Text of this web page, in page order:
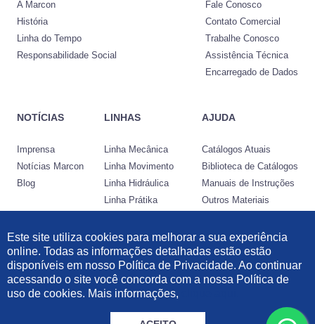
A Marcon
História
Linha do Tempo
Responsabilidade Social
Fale Conosco
Contato Comercial
Trabalhe Conosco
Assistência Técnica
Encarregado de Dados
NOTÍCIAS
Imprensa
Notícias Marcon
Blog
LINHAS
Linha Mecânica
Linha Movimento
Linha Hidráulica
Linha Prátika
AJUDA
Catálogos Atuais
Biblioteca de Catálogos
Manuais de Instruções
Outros Materiais
Desenvolvido por:
Informações Legais Política de Privacidade
© 2021 Marcon Indústria Metalúrgica Ltda | 57.211.997/0001-46. Todos os
Este site utiliza cookies para melhorar a sua experiência
online. Todas as informações detalhadas estão estão
disponíveis em nosso Política de Privacidade. Ao continuar
acessando o site você concorda com a nossa Política de
uso de cookies. Mais informações,